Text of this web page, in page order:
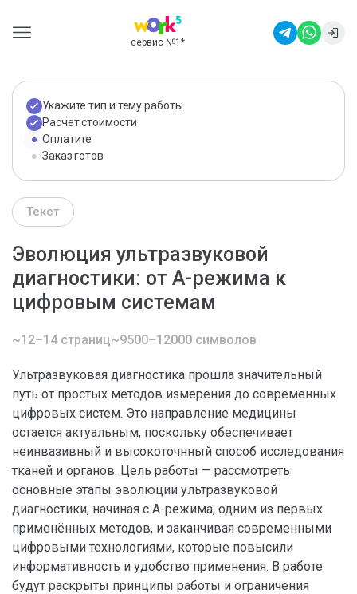
сервис №1 *
Укажите тип и тему работы
Расчет стоимости
Оплатите
Заказ готов
Текст
Эволюция ультразвуковой
диагностики: от А-режима к
цифровым системам
~12–14 страниц~9500–12000 символов
Ультразвуковая диагностика прошла значительный
путь от простых методов измерения до современных
цифровых систем. Это направление медицины
остается актуальным, поскольку обеспечивает
неинвазивный и высокоточнный способ исследования
тканей и органов. Цель работы — рассмотреть
основные этапы эволюции ультразвуковой
диагностики, начиная с А-режима, одним из первых
применённых методов, и заканчивая современными
цифровыми технологиями, которые повысили
информативность и удобство применения. В работе
будут раскрыты принципы работы и ограничения